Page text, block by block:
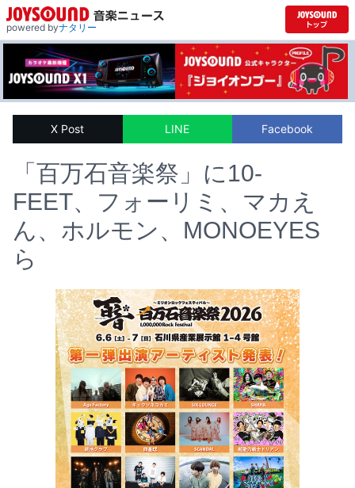
powered byナタリー
X Post LINE Facebook
「百万石音楽祭」に10-
FEET、フォーリミ、マカえ
ん、ホルモン、MONOEYES
ら